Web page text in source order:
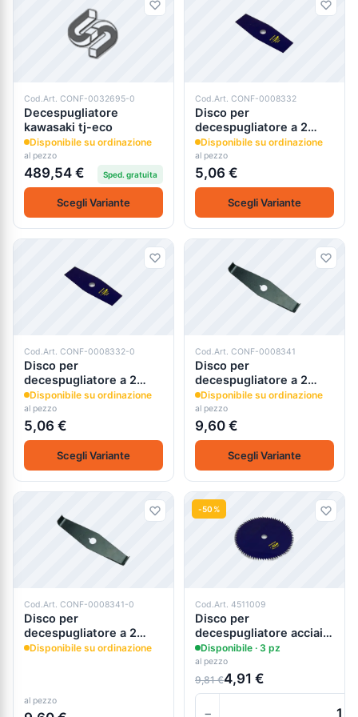
Cod.Art. CONF-0032695-0
Decespugliatore
kawasaki tj-eco
Disponibile su ordinazione
al pezzo
489,54 € Sped. gratuita
Scegli Variante
Cod.Art. CONF-0008332
Disco per
decespugliatore a 2
lame acciaio sks-5
Disponibile su ordinazione
al pezzo
5,06 €
Scegli Variante
Cod.Art. CONF-0008332-0
Disco per
decespugliatore a 2
lame acciaio sks-5
Disponibile su ordinazione
al pezzo
5,06 €
Scegli Variante
Cod.Art. CONF-0008341
Disco per
decespugliatore a 2
lame con alette
Disponibile su ordinazione
al pezzo
9,60 €
Scegli Variante
Cod.Art. CONF-0008341-0
Disco per
decespugliatore a 2
lame con alette
Disponibile su ordinazione
al pezzo
-50%
Cod.Art. 4511009
Disco per
decespugliatore acciaio
sks-5
Disponibile · 3 pz
al pezzo
9,81 €4,91 €
−